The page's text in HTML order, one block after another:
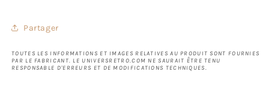
Partager
TOUTES LES INFORMATIONS ET IMAGES RELATIVES AU PRODUIT SONT FOURNIES
PAR LE FABRICANT. LE UNIVERSRETRO.COM NE SAURAIT ÊTRE TENU
RESPONSABLE D'ERREURS ET DE MODIFICATIONS TECHNIQUES.